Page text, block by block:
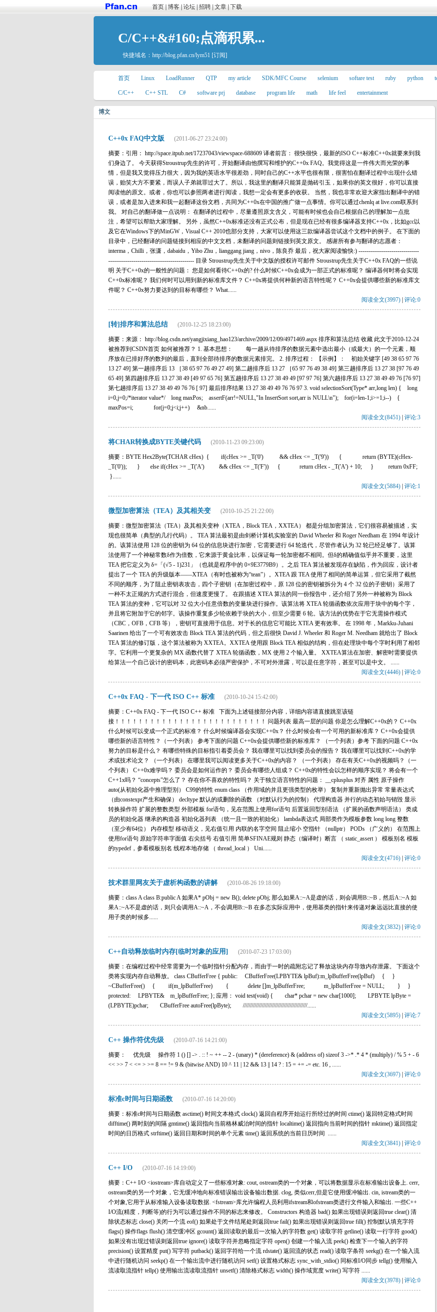
首页 博客 论坛 招聘 文章 下载
C/C++&#160;点滴积累...
快捷域名： http://blog.pfan.cn/lym51 [订阅]
首页 Linux LoadRunner QTP my article SDK/MFC Course selenium softare test ruby python
C/C++ C++ STL C# software prj database program life math life feel entertainment
博文
C++0x FAQ中文版 (2011-06-27 23:24:00)
摘要：引用： http://space.itpub.net/17237043/viewspace-688609 译者前言： 很快很快，最新的ISO C++标准C++0x就要来到我
们身边了。 今天获得Stroustrup先生的许可，开始翻译由他撰写和维护的C++0x FAQ。我觉得这是一件伟大而光荣的事
情，但是我又觉得压力很大，因为我的英语水平很差劲，同时自己的C++水平也很有限，很害怕在翻译过程中出现什么错
误，贻笑大方不要紧，而误人子弟就罪过大了。所以，我这里的翻译只能算是抛砖引玉，如果你的英文很好，你可以直接
阅读他的原文。或者，你也可以参照两者进行阅读，我想一定会有更多的收获。 当然，我也非常欢迎大家指出翻译中的错
误，或者是加入进来和我一起翻译这份文档，共同为C++0x在中国的推广做一点事情。你可以通过chenlq at live.com联系到
我。 对自己的翻译做一点说明： 在翻译的过程中，尽量遵照原文含义，可能有时候也会自己根据自己的理解加一点批
注，希望可以帮助大家理解。 另外，虽然C++0x标准还没有正式公布，但是现在已经有很多编译器支持C++0x，比如gcc以
及它在Windows下的MinGW，Visual C++ 2010也部分支持，大家可以使用这三款编译器尝试这个文档中的例子。 在下面的
目录中，已经翻译的问题链接到相应的中文文档，未翻译的问题则链接到英文原文。 感谢所有参与翻译的志愿者：
interma，Chilli，张潇，dabaidu，Yibo Zhu，lianggang jiang，nivo，陈良乔 最后，祝大家阅读愉快:) -------------------------------
-------------------------------------------- 目录 Stroustrup先生关于中文版的授权许可邮件 Stroustrup先生关于C++0x FAQ的一些说
明 关于C++0x的一般性的问题： 您是如何看待C++0x的? 什么时候C++0x会成为一部正式的标准呢？ 编译器何时将会实现
C++0x标准呢？ 我们何时可以用到新的标准库文件？ C++0x将提供何种新的语言特性呢？ C++0x会提供哪些新的标准库文
件呢？ C++0x努力要达到的目标有哪些？ What......
阅读全文(3997) 评论:0
[转]排序和算法总结 (2010-12-25 18:23:00)
摘要：来源： http://blog.csdn.net/yangjixiang_hao123/archive/2009/12/09/4971469.aspx 排序和算法总结 收藏 此文于2010-12-24
被推荐到CSDN首页 如何被推荐？ 1. 基本思想： 每一趟从待排序的数据元素中选出最小（或最大）的一个元素，顺
序放在已排好序的数列的最后，直到全部待排序的数据元素排完。 2. 排序过程： 【示例】： 初始关键字 [49 38 65 97 76
13 27 49] 第一趟排序后 13 ［38 65 97 76 49 27 49] 第二趟排序后 13 27 ［65 97 76 49 38 49] 第三趟排序后 13 27 38 [97 76 49
65 49] 第四趟排序后 13 27 38 49 [49 97 65 76] 第五趟排序后 13 27 38 49 49 [97 97 76] 第六趟排序后 13 27 38 49 49 76 [76 97]
第七趟排序后 13 27 38 49 49 76 76 [ 97] 最后排序结果 13 27 38 49 49 76 76 97 3. void selectionSort(Type* arr,long len) { long
i=0,j=0;/*iterator value*/ long maxPos; assertF(arr!=NULL,"In InsertSort sort,arr is NULL\n"); for(i=len-1;i>=1;i--) {
maxPos=i; for(j=0;j<i;j++) &nb......
阅读全文(8451) 评论:3
将CHAR转换成BYTE关键代码 (2010-11-23 09:23:00)
摘要：BYTE Hex2Byte(TCHAR cHex) { if(cHex >= _T('0') && cHex <= _T('9')) { return (BYTE)(cHex-
_T('0')); } else if(cHex >= _T('A') && cHex <= _T('F')) { return cHex - _T('A') + 10; } return 0xFF;
}......
阅读全文(5884) 评论:1
微型加密算法（TEA）及其相关变 (2010-10-25 21:22:00)
摘要：微型加密算法（TEA）及其相关变种（XTEA，Block TEA，XXTEA） 都是分组加密算法，它们很容易被描述，实
现也很简单（典型的几行代码）。 TEA 算法最初是由剑桥计算机实验室的 David Wheeler 和 Roger Needham 在 1994 年设计
的。该算法使用 128 位的密钥为 64 位的信息块进行加密，它需要进行 64 轮迭代，尽管作者认为 32 轮已经足够了。该算
法使用了一个神秘常数δ作为倍数，它来源于黄金比率，以保证每一轮加密都不相同。但δ的精确值似乎并不重要，这里
TEA 把它定义为 δ=「(√5 - 1)231」（也就是程序中的 0×9E3779B9）。之后 TEA 算法被发现存在缺陷，作为回应，设计者
提出了一个 TEA 的升级版本——XTEA（有时也被称为“tean”）。XTEA 跟 TEA 使用了相同的简单运算，但它采用了截然
不同的顺序，为了阻止密钥表攻击，四个子密钥（在加密过程中，原 128 位的密钥被拆分为 4 个 32 位的子密钥）采用了
一种不太正规的方式进行混合，但速度更慢了。 在跟描述 XTEA 算法的同一份报告中，还介绍了另外一种被称为 Block
TEA 算法的变种，它可以对 32 位大小任意倍数的变量块进行操作。该算法将 XTEA 轮循函数依次应用于块中的每个字，
并且将它附加于它的邻字。该操作重复多少轮依赖于块的大小，但至少需要 6 轮。该方法的优势在于它无需操作模式
（CBC，OFB，CFB 等），密钥可直接用于信息。对于长的信息它可能比 XTEA 更有效率。 在 1998 年，Markku-Juhani
Saarinen 给出了一个可有效攻击 Block TEA 算法的代码，但之后很快 David J. Wheeler 和 Roger M. Needham 就给出了 Block
TEA 算法的修订版，这个算法被称为 XXTEA。XXTEA 使用跟 Block TEA 相似的结构，但在处理块中每个字时利用了相邻
字。它利用一个更复杂的 MX 函数代替了 XTEA 轮循函数，MX 使用 2 个输入量。 XXTEA算法在加密、解密时需要提供
给算法一个自己设计的密码本，此密码本必须严密保护，不可对外泄露，可以是任意字符，甚至可以是中文。 ......
阅读全文(4446) 评论:0
C++0x FAQ - 下一代 ISO C++ 标准 (2010-10-24 15:42:00)
摘要：C++0x FAQ - 下一代 ISO C++ 标准 下面为上述链接部分内容，详细内容请直接跳至该链
接！！！！！！！！！！！！！！！！！！！！！！！！！！ 问题列表 最高一层的问题 你是怎么理解C++0x的？ C++0x
什么时候可以变成一个正式的标准？ 什么时候编译器会实现C++0x？ 什么时候会有一个可用的新标准库？ C++0x会提供
哪些新的语言特性？（一个列表） 参考下面的问题 C++0x会提供哪些新的标准库？ （一个列表）参考 下面的问题 C++0x
努力的目标是什么？ 有哪些特殊的目标指引着委员会？ 我在哪里可以找到委员会的报告？ 我在哪里可以找到C++0x的学
术或技术论文？ （一个列表） 在哪里我可以阅读更多关于C++0x的内容？ （一个列表） 存在有关C++0x的视频吗？（一
个列表） C++0x难学吗？ 委员会是如何运作的？ 委员会有哪些人组成？ C++0x的特性会以怎样的顺序实现？ 将会有一个
C++1x吗？ “concepts”怎么了？ 存在你不喜欢的特性吗？ 关于独立语言特性的问题： __cplusplus 对齐 属性 原子操作
auto(从初始化器中推理型别） C99的特性 enum class （作用域的并且更强类型的枚举） 复制并重新抛出异常 常量表达式
（由constexpr产生和确保） decltype 默认的或删除的函数 （对默认行为的控制） 代理构造器 并行的动态初始与销毁 显示
转换操作符 扩展的整数类型 外部模板 for语句，见在范围上使用for语句 后置返回型别语法 （扩展的函数声明语法） 类成
员的初始化器 继承的构造器 初始化器列表 （统一且一致的初始化） lambda表达式 局部类作为模板参数 long long 整数
（至少有64位） 内存模型 移动语义，见右值引用 内联的名字空间 阻止缩小 空指针 （nullptr） PODs （广义的） 在范围上
使用for语句 原始字符串字面值 右尖括号 右值引用 简单SFINAE规则 静态（编译时）断言 （ static_assert ） 模板别名 模板
的typedef，参看模板别名 线程本地存储 （ thread_local ） Uni......
阅读全文(4716) 评论:0
技术群里网友关于虚析构函数的讲解 (2010-08-26 19:18:00)
摘要：class A class B:public A 如果A* pObj = new B(); delete pObj; 那么如果A::~A是虚的话，则会调用B::~B，然后A::~A 如
果A::~A不是虚的话，则只会调用A::~A，不会调用B::~B 在多态实际应用中，使用基类的指针来传递对象远远比直接的使
用子类的时候多......
阅读全文(3832) 评论:0
C++自动释放临时内存[临时对象的应用] (2010-07-23 17:03:00)
摘要：在编程过程中经常需要为一个临时指针分配内存，而由于一时的疏附忘记了释放这块内存导致内存泄露。 下面这个
类将实现内存自动释放。 class CBufferFree { public: CBufferFree(LPBYTE& lpBuf):m_lpBufferFree(lpBuf) { }
~CBufferFree() { if(m_lpBufferFree) { delete []m_lpBufferFree; m_lpBufferFree = NULL; } }
protected: LPBYTE& m_lpBufferFree; }; 应用： void test(void) { char* pchar = new char[1000]; LPBYTE lpByte =
(LPBYTE)pchar; CBufferFree autoFree(lpByte); ////////////////////////////////////////////......
阅读全文(5895) 评论:7
C++ 操作符优先级 (2010-07-16 14:21:00)
摘要： 优先级 操作符 1 () [] -> . :: ! ~ ++ -- 2 - (unary) * (dereference) & (address of) sizeof 3 ->* .* 4 * (multiply) / % 5 + - 6
<< >> 7 < <= > >= 8 == != 9 & (bitwise AND) 10 ^ 11 | 12 && 13 || 14 ? : 15 = += -= etc. 16 , ......
阅读全文(3697) 评论:0
标准c时间与日期函数 (2010-07-16 14:20:00)
摘要：标准c时间与日期函数 asctime() 时间文本格式 clock() 返回自程序开始运行所经过的时间 ctime() 返回特定格式时间
difftime() 两时刻的间隔 gmtime() 返回指向当前格林威治时间的指针 localtime() 返回指向当前时间的指针 mktime() 返回指定
时间的日历格式 strftime() 返回日期和时间的单个元素 time() 返回系统的当前日历时间 ......
阅读全文(3841) 评论:0
C++ I/O (2010-07-16 14:19:00)
摘要：C++ I/O <iostream>库自动定义了一些标准对象: cout, ostream类的一个对象，可以将数据显示在标准输出设备上. cerr,
ostream类的另一个对象，它无缓冲地向标准错误输出设备输出数据. clog, 类似cerr,但是它使用缓冲输出. cin, istream类的一
个对象,它用于从标准输入设备读取数据. <fstream>库允许编程人员利用ifstream和ofstream类进行文件输入和输出. 一些C++
I/O流(精度，判断等)的行为可以通过操作不同的标志来修改。 Constructors 构造器 bad() 如果出现错误则返回true clear() 清
除状态标志 close() 关闭一个流 eof() 如果处于文件结尾处则返回true fail() 如果出现错误则返回true fill() 控制默认填充字符
flags() 操作flags flush() 清空缓冲区 gcount() 返回读取的最后一次输入的字符数 get() 读取字符 getline() 读取一行字符 good()
如果没有出现过错误则返回true ignore() 读取字符并忽略指定字符 open() 创建一个输入流 peek() 检查下一个输入的字符
precision() 设置精度 put() 写字符 putback() 返回字符给一个流 rdstate() 返回流的状态 read() 读取字条符 seekg() 在一个输入流
中进行随机访问 seekp() 在一个输出流中进行随机访问 setf() 设置格式标志 sync_with_stdio() 同标准I/O同步 tellg() 使用输入
流读取流指针 tellp() 使用输出流读取流指针 unsetf() 清除格式标志 width() 操作域宽度 write() 写字符 ......
阅读全文(3978) 评论:0